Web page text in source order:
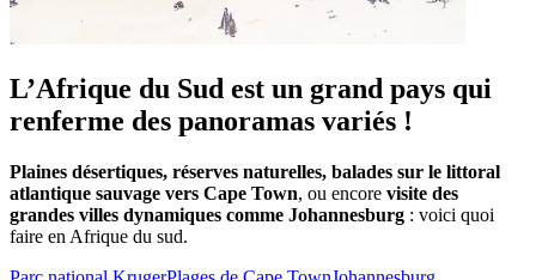
L’Afrique du Sud est un grand pays qui
renferme des panoramas variés !
Plaines désertiques, réserves naturelles, balades sur le littoral
atlantique sauvage vers Cape Town, ou encore visite des
grandes villes dynamiques comme Johannesburg : voici quoi
faire en Afrique du sud.